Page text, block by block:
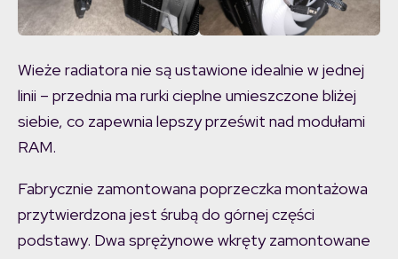
Wieże radiatora nie są ustawione idealnie w jednej
linii – przednia ma rurki cieplne umieszczone bliżej
siebie, co zapewnia lepszy prześwit nad modułami
RAM.
Fabrycznie zamontowana poprzeczka montażowa
przytwierdzona jest śrubą do górnej części
podstawy. Dwa sprężynowe wkręty zamontowane